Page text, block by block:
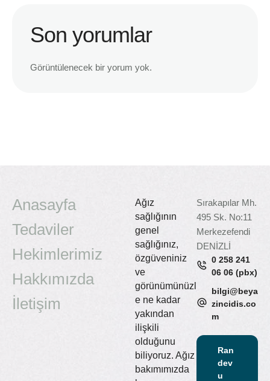
Son yorumlar
Görüntülenecek bir yorum yok.
Anasayfa
Tedaviler
Hekimlerimiz
Hakkımızda
İletişim
Ağız
sağlığının
genel
sağlığınız,
özgüveniniz
ve
görünümünüzl
e ne kadar
yakından
ilişkili
olduğunu
biliyoruz. Ağız
bakımımızda
Sırakapılar Mh.
495 Sk. No:11
Merkezefendi
DENİZLİ
0 258 241
06 06 (pbx)
bilgi@beya
zincidis.co
m
Ran
dev
u